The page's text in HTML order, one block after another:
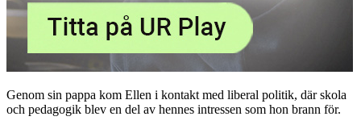
Genom sin pappa kom Ellen i kontakt med liberal politik, där skola
och pedagogik blev en del av hennes intressen som hon brann för.